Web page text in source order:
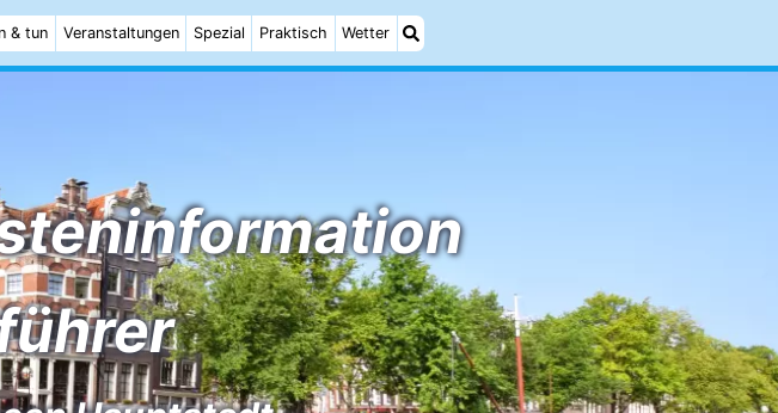
& tun Veranstaltungen Spezial Praktisch Wetter